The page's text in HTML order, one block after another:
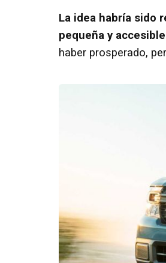
La idea habría sido
pequeña y
haber prosperado,